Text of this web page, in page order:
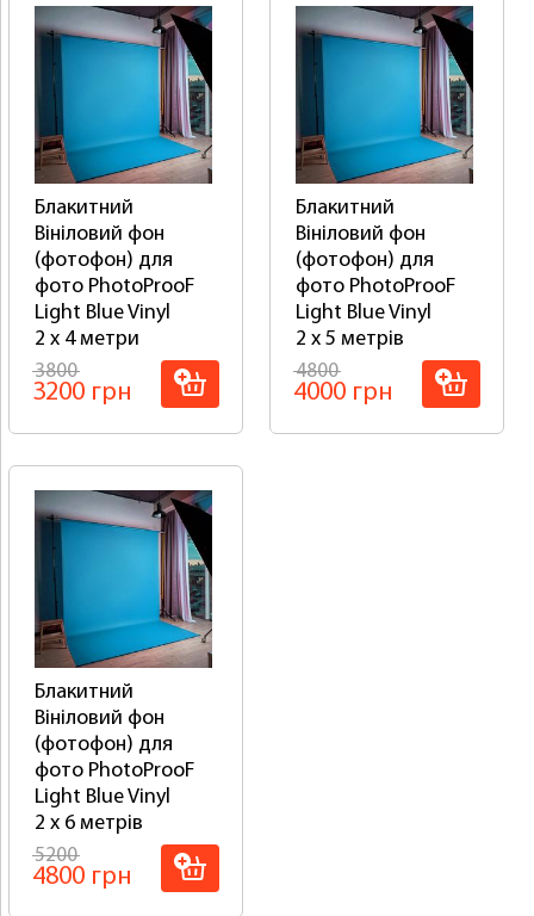
Блакитний
Вініловий фон
(фотофон) для
фото PhotoProoF
Light Blue Vinyl
2 x 4 метри
3800
3200 грн
Блакитний
Вініловий фон
(фотофон) для
фото PhotoProoF
Light Blue Vinyl
2 x 5 метрів
4800
4000 грн
Блакитний
Вініловий фон
(фотофон) для
фото PhotoProoF
Light Blue Vinyl
2 x 6 метрів
5200
4800 грн